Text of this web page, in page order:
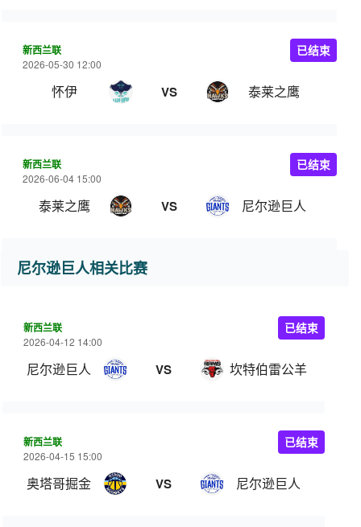
新西兰联
2026-05-30 12:00
怀伊 VS 泰莱之鹰
已结束
新西兰联
2026-06-04 15:00
泰莱之鹰 VS 尼尔逊巨人
已结束
尼尔逊巨人相关比赛
新西兰联
2026-04-12 14:00
尼尔逊巨人 VS 坎特伯雷公羊
已结束
新西兰联
2026-04-15 15:00
奥塔哥掘金 VS 尼尔逊巨人
已结束